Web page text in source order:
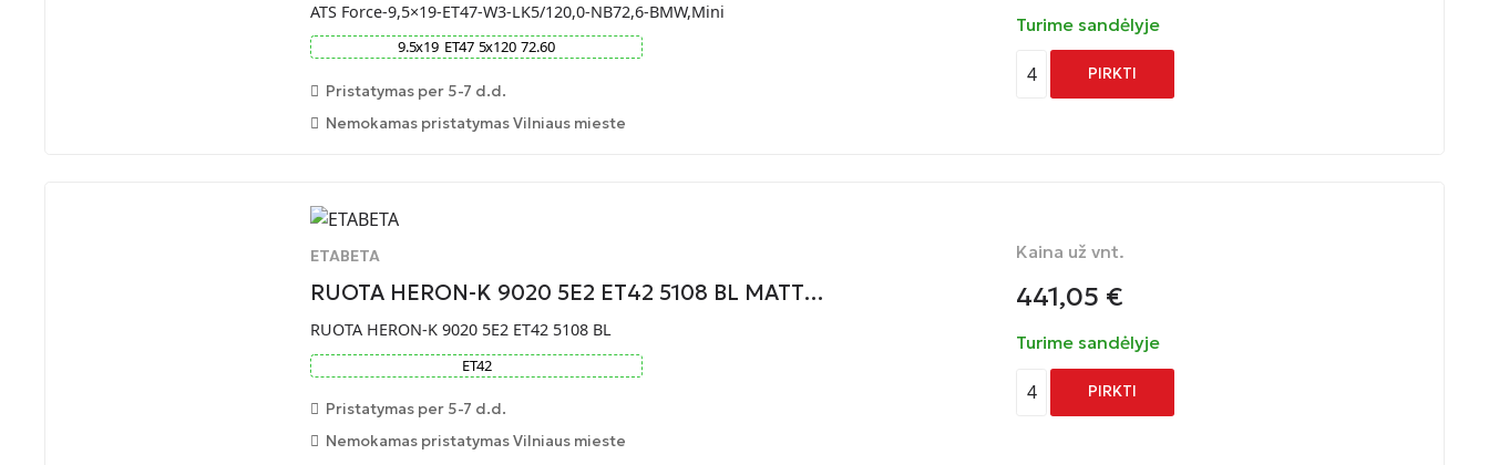
ATS Force-9,5×19-ET47-W3-LK5/120,0-NB72,6-BMW,Mini
9.5x19 ET47 5x120 72.60
Pristatymas per 5-7 d.d.
Nemokamas pristatymas Vilniaus mieste
Turime sandėlyje
4 PIRKTI
ETABETA
RUOTA HERON-K 9020 5E2 ET42 5108 BL MATT…
RUOTA HERON-K 9020 5E2 ET42 5108 BL
ET42
Pristatymas per 5-7 d.d.
Nemokamas pristatymas Vilniaus mieste
Kaina už vnt.
441,05 €
Turime sandėlyje
4 PIRKTI